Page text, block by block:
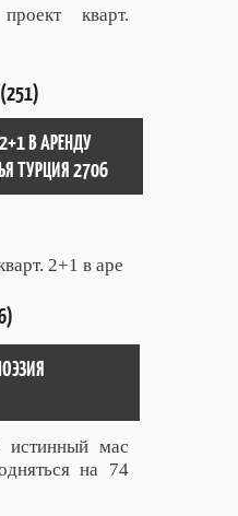
кварт.
В АРЕНДУ
ТУРЦИЯ 2706
2+1 в аре
истинный мас
на 74